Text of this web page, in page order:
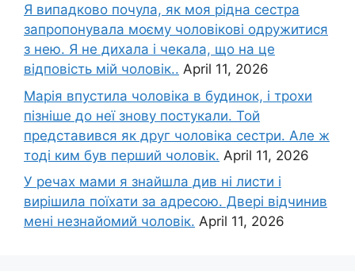
Я випадково почула, як моя рідна сестра
запропонувала моєму чоловікові одружитися
з нею. Я не дихала і чекала, що на це
відповість мій чоловік.. April 11, 2026
Марія впустила чоловіка в будинок, і трохи
пізніше до неї знову постукали. Той
представився як друг чоловіка сестри. Але ж
тоді ким був перший чоловік. April 11, 2026
У речах мами я знайшла див ні листи і
вирішила поїхати за адресою. Двері відчинив
мені незнайомий чоловік. April 11, 2026